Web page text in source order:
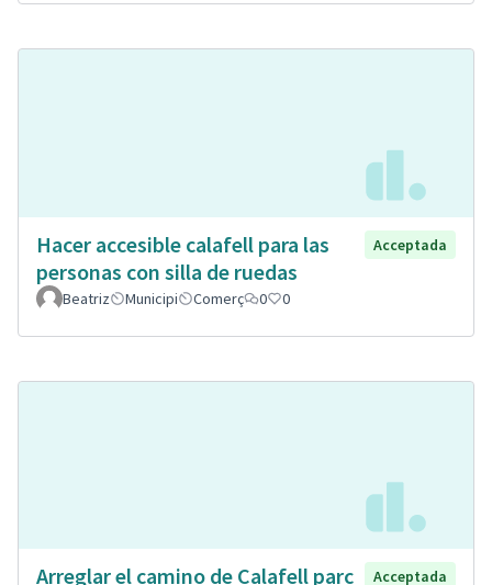
Hacer accesible calafell para las
personas con silla de ruedas
Acceptada
Beatriz Municipi Comerç 0 0
Arreglar el camino de Calafell parc Acceptada